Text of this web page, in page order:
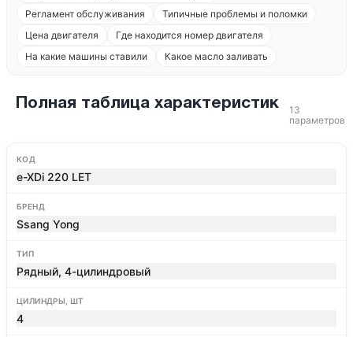
Регламент обслуживания
Типичные проблемы и поломки
Цена двигателя
Где находится номер двигателя
На какие машины ставили
Какое масло заливать
Полная таблица характеристик
13
параметров
КОД
e-XDi 220 LET
БРЕНД
Ssang Yong
ТИП
Рядный, 4-цилиндровый
ЦИЛИНДРЫ, ШТ
4